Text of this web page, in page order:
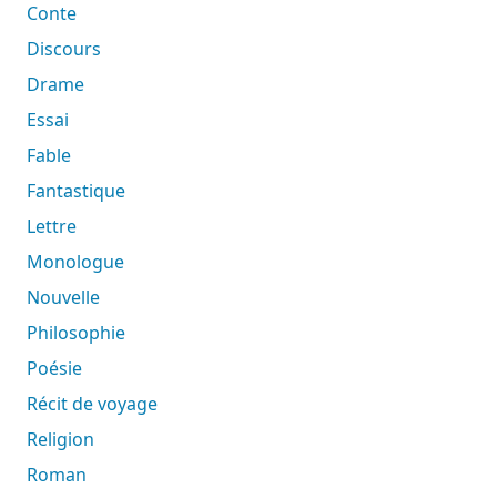
Conte
Discours
Drame
Essai
Fable
Fantastique
Lettre
Monologue
Nouvelle
Philosophie
Poésie
Récit de voyage
Religion
Roman